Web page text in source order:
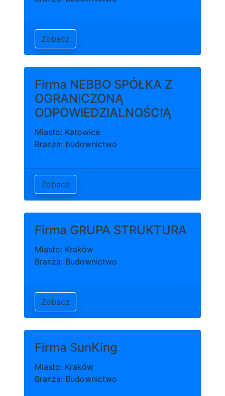
Zobacz
Firma NEBBO SPÓŁKA Z
OGRANICZONĄ
ODPOWIEDZIALNOŚCIĄ
Miasto: Katowice
Branża: budownictwo
Zobacz
Firma GRUPA STRUKTURA
Miasto: Kraków
Branża: Budownictwo
Zobacz
Firma SunKing
Miasto: Kraków
Branża: Budownictwo